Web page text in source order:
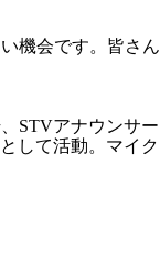
機会です。皆さん
STVアナウンサー
して活動。マイク